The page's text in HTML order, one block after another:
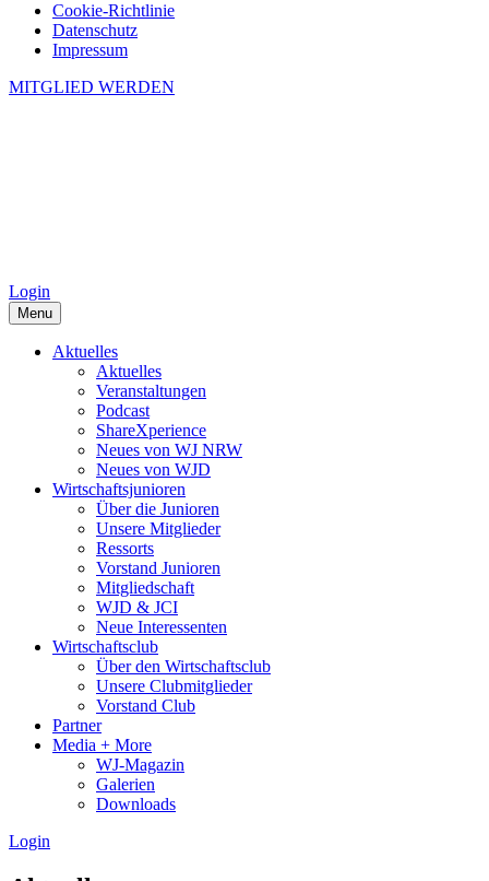
Cookie-Richtlinie
Datenschutz
Impressum
MITGLIED WERDEN
Login
Menu
Aktuelles
Aktuelles
Veranstaltungen
Podcast
ShareXperience
Neues von WJ NRW
Neues von WJD
Wirtschaftsjunioren
Über die Junioren
Unsere Mitglieder
Ressorts
Vorstand Junioren
Mitgliedschaft
WJD & JCI
Neue Interessenten
Wirtschaftsclub
Über den Wirtschaftsclub
Unsere Clubmitglieder
Vorstand Club
Partner
Media + More
WJ-Magazin
Galerien
Downloads
Login